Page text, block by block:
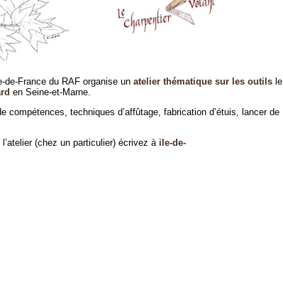
France du RAF organise un atelier thématique sur les outils le
en Seine-et-Marne.
compétences, techniques d’affûtage, fabrication d’étuis, lancer de
(chez un particulier) écrivez à ile-de-